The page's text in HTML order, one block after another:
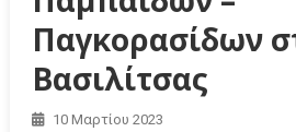
Παγκορασίδων
Βασιλίτσας
10 Μαρτίου 2023